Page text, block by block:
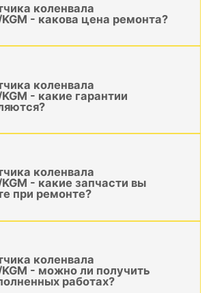
коленвала
- какова цена ремонта?
коленвала
- какие гарантии
коленвала
- какие запчасти вы
при ремонте?
коленвала
- можно ли получить
работах?